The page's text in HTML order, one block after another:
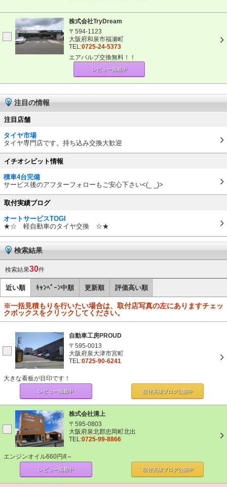
株式会社TryDream
〒594-1123
大阪府和泉市福瀬町
TEL:0725-24-5373
エアバルブ交換無料！！
レビュー掲載中
注目の情報
注目店舗
タイヤ市場
タイヤ専門店です。持ち込み交換大歓迎
イチオシピット情報
積車4台完備
サービス後のアフターフォローもご安心下さい<(_ _)>
取付実績ブログ
オートサービスTOGI
★☆ 軽自動車のタイヤ交換 ☆★
検索結果
検索結果30件
近い順 ｷｬﾝﾍﾟｰﾝ中順 更新順 評価高い順
※一括見積もりを行いたい場合は、取付店写真の左にありますチェッ
クボックスをクリックしてください。
自動車工房PROUD
〒595-0013
大阪府泉大津市宮町
TEL:0725-90-6241
大きな看板が目印です！
レビュー掲載中 取付実績ブログ公開中
株式会社溝上
〒595-0803
大阪府泉北郡忠岡町北出
TEL:0725-99-8866
エンジンオイル660円/ℓ～
レビュー掲載中 取付実績ブログ公開中